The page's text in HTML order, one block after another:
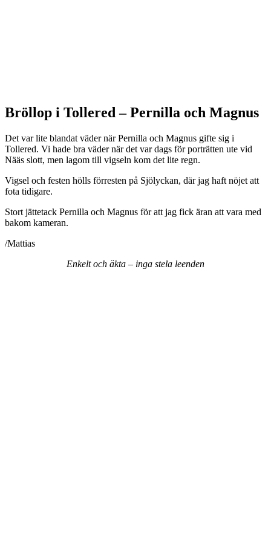
Bröllop i Tollered – Pernilla och Magnus
Det var lite blandat väder när Pernilla och Magnus gifte sig i
Tollered. Vi hade bra väder när det var dags för porträtten ute vid
Nääs slott, men lagom till vigseln kom det lite regn.
Vigsel och festen hölls förresten på Sjölyckan, där jag haft nöjet att
fota tidigare.
Stort jättetack Pernilla och Magnus för att jag fick äran att vara med
bakom kameran.
/Mattias
Enkelt och äkta – inga stela leenden